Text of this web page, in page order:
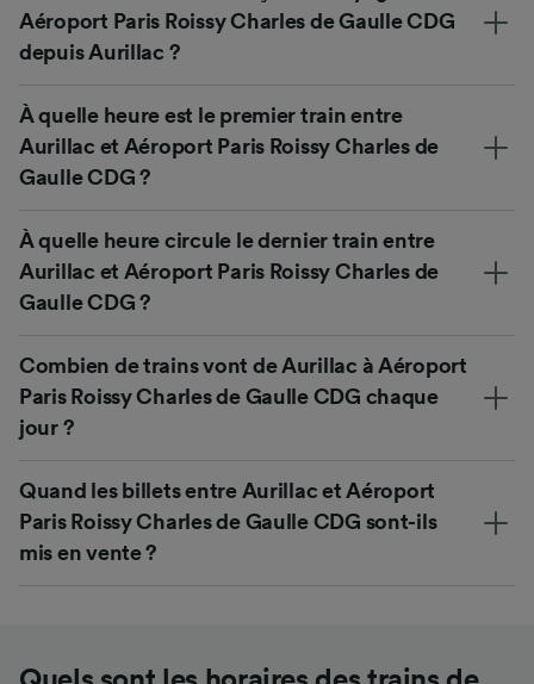
Aéroport Paris Roissy Charles de Gaulle CDG
depuis Aurillac ?
À quelle heure est le premier train entre
Aurillac et Aéroport Paris Roissy Charles de
Gaulle CDG ?
À quelle heure circule le dernier train entre
Aurillac et Aéroport Paris Roissy Charles de
Gaulle CDG ?
Combien de trains vont de Aurillac à Aéroport
Paris Roissy Charles de Gaulle CDG chaque
jour ?
Quand les billets entre Aurillac et Aéroport
Paris Roissy Charles de Gaulle CDG sont-ils
mis en vente ?